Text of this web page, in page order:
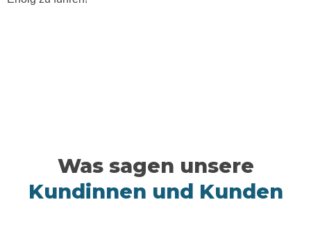
Was sagen unsere
Kundinnen und Kunden